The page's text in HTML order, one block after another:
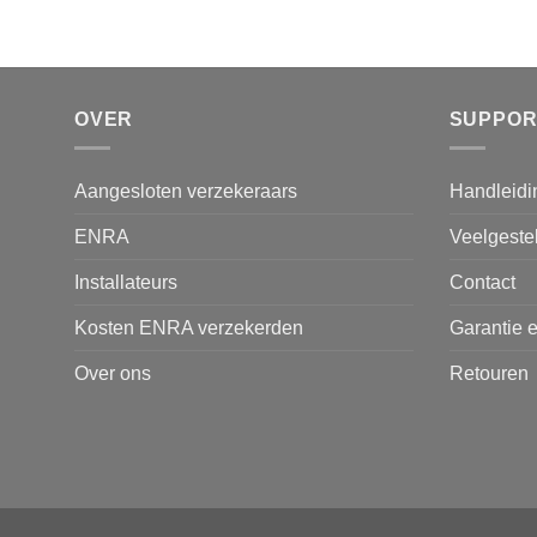
OVER
Aangesloten verzekeraars
ENRA
Installateurs
Kosten ENRA verzekerden
Over ons
Contact
Garantie
Retouren